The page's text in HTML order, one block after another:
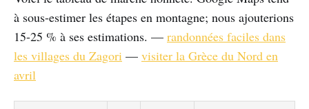
à sous-estimer les étapes en montagne; nous ajouterions
15-25 % à ses estimations. — randonnées faciles dans
les villages du Zagori — visiter la Grèce du Nord en
avril